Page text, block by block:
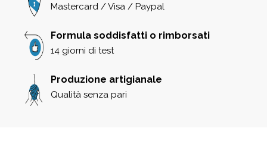
Mastercard / Visa / Paypal
Formula soddisfatti o rimborsati
14 giorni di test
Produzione artigianale
Qualità senza pari